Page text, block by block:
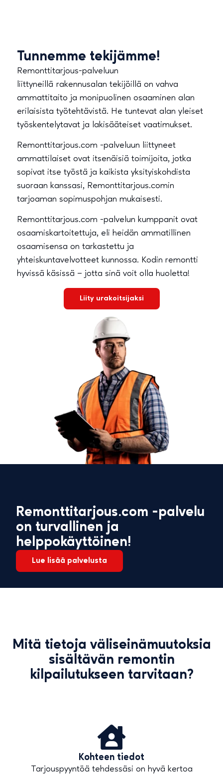
Tunnemme tekijämme!
Remonttitarjous-palveluun
liittyneillä rakennusalan tekijöillä on vahva
ammattitaito ja monipuolinen osaaminen alan
erilaisista työtehtävistä. He tuntevat alan yleiset
työskentelytavat ja lakisääteiset vaatimukset.
Remonttitarjous.com -palveluun liittyneet
ammattilaiset ovat itsenäisiä toimijoita, jotka
sopivat itse työstä ja kaikista yksityiskohdista
suoraan kanssasi, Remonttitarjous.comin
tarjoaman sopimuspohjan mukaisesti.
Remonttitarjous.com -palvelun kumppanit ovat
osaamiskartoitettuja, eli heidän ammatillinen
osaamisensa on tarkastettu ja
yhteiskuntavelvotteet kunnossa. Kodin remontti
hyvissä käsissä – jotta sinä voit olla huoletta!
Liity urakoitsijaksi
Remonttitarjous.com -palvelu
on turvallinen ja
helppokäyttöinen!
Lue lisää palvelusta
Mitä tietoja väliseinämuutoksia
sisältävän remontin
kilpailutukseen tarvitaan?
Kohteen tiedot
Tarjouspyyntöä tehdessäsi on hyvä kertoa